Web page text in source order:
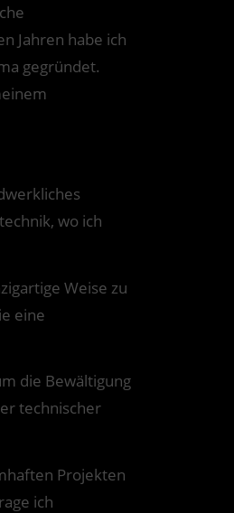
Jahren habe ich
gegründet.
wo ich
Weise zu
eine
die Bewältigung
technischer
Projekten
ich